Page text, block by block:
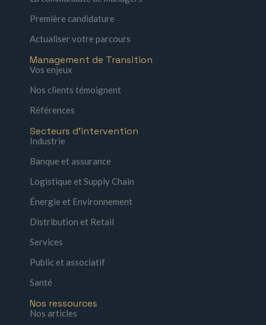
Première candidature
Actualiser votre parcours
Management de Transition
Vos enjeux
Nos clients témoignent
Références
Secteurs d'intervention
Industrie
Banque et assurance
Logistique et Supply Chain
Énergie et Environnement
Distribution et Retail
Services
Public et associatif
Santé
Nos ressources
Nos articles